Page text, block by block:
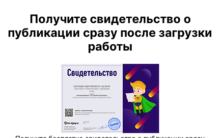
Получите свидетельство о
публикации сразу после загрузки
работы